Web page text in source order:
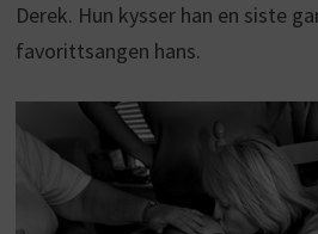
Derek. Hun kysser han en siste
favorittsangen hans.